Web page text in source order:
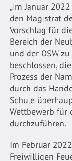
„Im Januar
den Magistrat
Vorschlag für
Bereich der
und der OSW
beschlossen,
Prozess der
durch das
Schule
Wettbewerb für
durchzuführen.
Im Februar
Freiwilligen